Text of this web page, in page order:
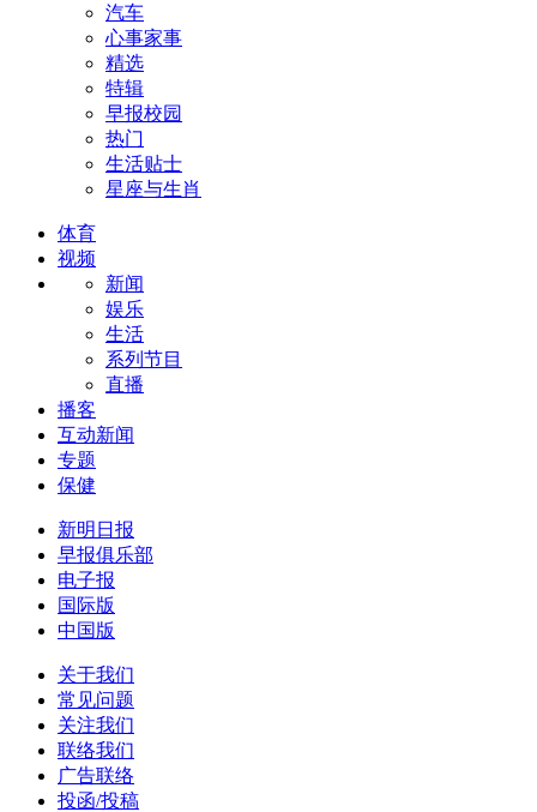
汽车
心事家事
精选
特辑
早报校园
热门
生活贴士
星座与生肖
体育
视频
新闻
娱乐
生活
系列节目
直播
播客
互动新闻
专题
保健
新明日报
早报俱乐部
电子报
国际版
中国版
关于我们
常见问题
关注我们
联络我们
广告联络
投函/投稿